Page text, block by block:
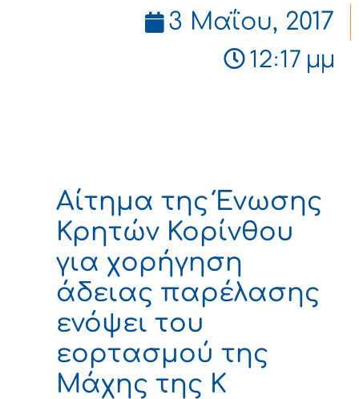
3 Μαΐου, 2017
12:17 μμ
Αίτημα της Ένωσης
Κρητών Κορίνθου
για χορήγηση
άδειας παρέλασης
ενόψει του
εορτασμού της
Μάχης της Κ